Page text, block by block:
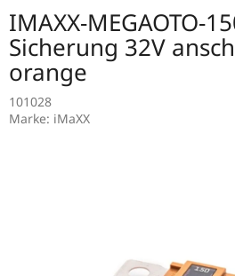
IMAXX-MEGAOTO-
Sicherung 32V
orange
101028
Marke: iMaXX